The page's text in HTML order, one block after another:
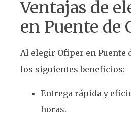
Ventajas de
en Puente de
Al elegir Ofiper en Puente
los siguientes beneficios:
Entrega rápida y
horas.